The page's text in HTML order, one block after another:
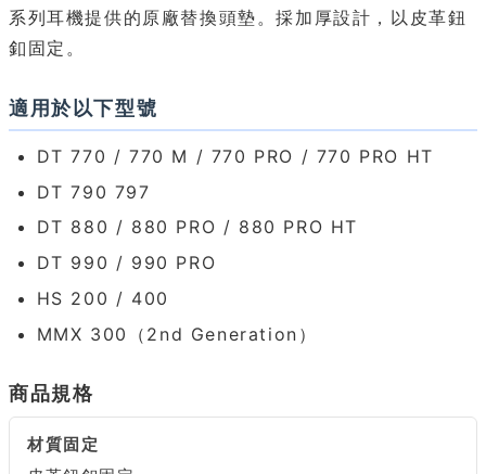
系列耳機提供的原廠替換頭墊。採加厚設計，以皮革鈕
釦固定。
適用於以下型號
DT 770 / 770 M / 770 PRO / 770 PRO HT
DT 790 797
DT 880 / 880 PRO / 880 PRO HT
DT 990 / 990 PRO
HS 200 / 400
MMX 300（2nd Generation）
商品規格
材質固定